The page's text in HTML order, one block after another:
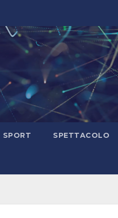
SPORT SPETTACOLO